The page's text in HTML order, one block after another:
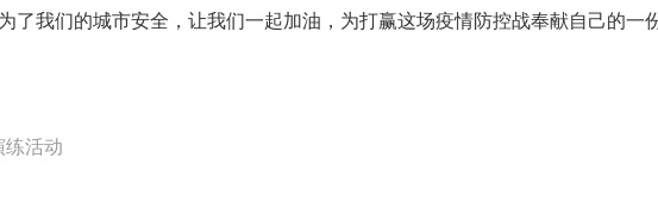
我们的城市安全，让我们一起加油，为打赢这场疫情防控战奉献自己的一
练活动